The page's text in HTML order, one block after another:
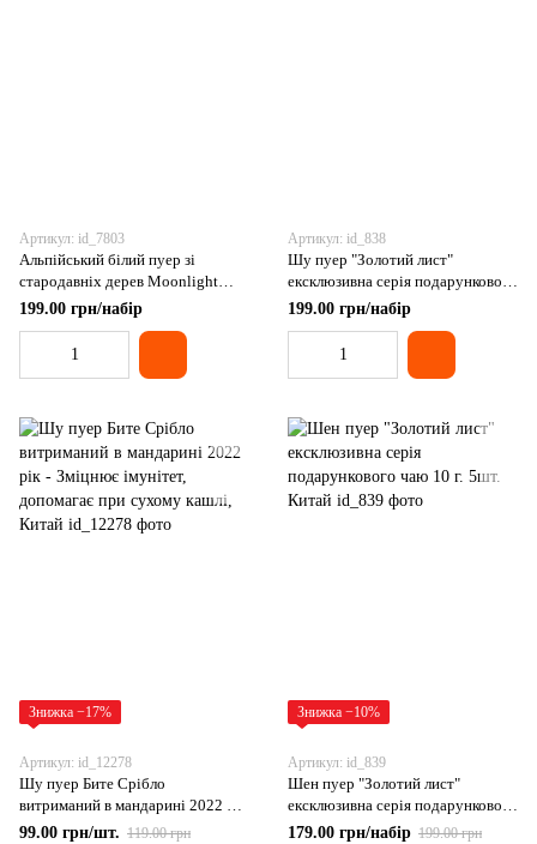
Артикул: id_7803
Альпійський білий пуер зі
стародавніх дерев Moonlight
Dragon Ball 5шт х 10г. Китай
199.00 грн/набір
Артикул: id_838
Шу пуер "Золотий лист"
ексклюзивна серія подарункового
чаю 8 г. 5шт. Китай
199.00 грн/набір
Знижка −17%
Артикул: id_12278
Шу пуер Бите Срібло
витриманий в мандарині 2022 рік
- Зміцнює імунітет, допомагає
99.00 грн/шт. 119.00 грн
Знижка −10%
Артикул: id_839
Шен пуер "Золотий лист"
ексклюзивна серія подарункового
чаю 10 г. 5шт. Китай
179.00 грн/набір 199.00 грн